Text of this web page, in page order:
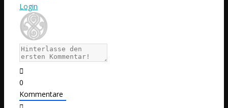
Login
0
Kommentare